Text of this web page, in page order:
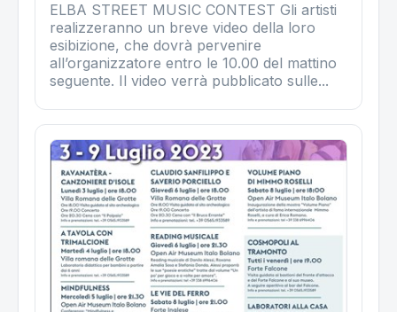
ELBA STREET MUSIC CONTEST Gli artisti
realizzeranno un breve video della loro
esibizione, che dovrà pervenire
all’organizzatore entro le 10.00 del mattino
seguente. Il video verrà pubblicato sulle...